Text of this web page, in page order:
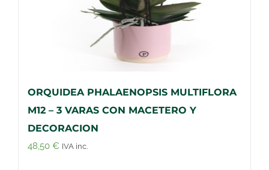
ORQUIDEA PHALAENOPSIS MULTIFLORA
M12 – 3 VARAS CON MACETERO Y
DECORACION
48,50 € IVA inc.